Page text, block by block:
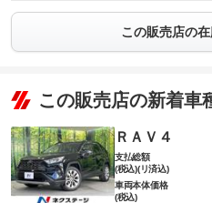
この販売店の
この販売店の新着車
ＲＡＶ４
支払総額
(税込)(リ済込)
車両本体価格
(税込)